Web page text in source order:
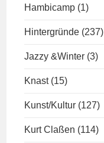
Hambicamp (1)
Hintergründe (237)
Jazzy &Winter (3)
Knast (15)
Kunst/Kultur (127)
Kurt Claßen (114)